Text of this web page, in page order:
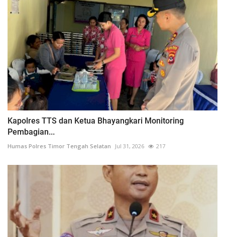
Kapolres TTS dan Ketua Bhayangkari Monitoring
Pembagian...
Humas Polres Timor Tengah Selatan Jul 31, 2026 217